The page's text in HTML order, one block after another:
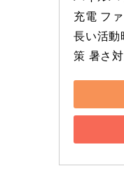
充電 フ
長い活動
策 暑さ